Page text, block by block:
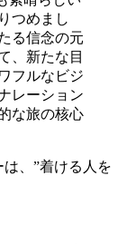
つめまし
る信念の元
、新たな目
フルなビジ
レーション
な旅の核心
、”着ける人を